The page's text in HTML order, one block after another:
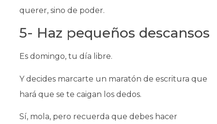
querer, sino de poder.
5- Haz pequeños descansos
Es domingo, tu día libre.
Y decides marcarte un maratón de escritura que
hará que se te caigan los dedos.
Sí, mola, pero recuerda que debes hacer